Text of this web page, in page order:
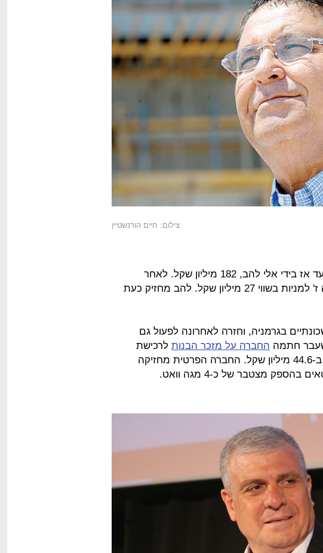
צילום: חיים הורנשטיין
בהנפקה גייסה החברה, שנשלטה עד אז בידי אלי להב, 182 מיליון שקל. לאחר
ההנפקה הומרו אגרות חוב מסדרה ז' למניות בשווי 27 מיליון שקל. להב מחזיק כעת
בגרמניה, וחזרה לאחרונה לפעול גם
חתמה החברה על מזכר הבנות לרכישת
חברה ישראלית פרטית בתחום זה ב-44.6 מיליון שקל. החברה הפרטית מחזיקה